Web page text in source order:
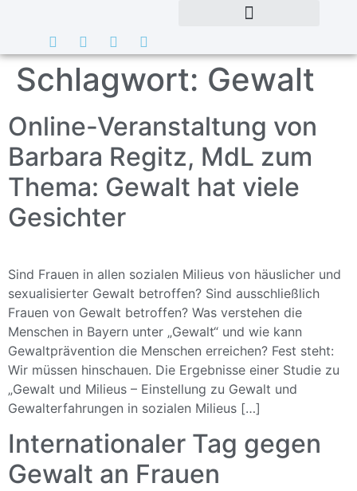
Schlagwort: Gewalt
Online-Veranstaltung von
Barbara Regitz, MdL zum
Thema: Gewalt hat viele
Gesichter
Sind Frauen in allen sozialen Milieus von häuslicher und
sexualisierter Gewalt betroffen? Sind ausschließlich
Frauen von Gewalt betroffen? Was verstehen die
Menschen in Bayern unter „Gewalt“ und wie kann
Gewaltprävention die Menschen erreichen? Fest steht:
Wir müssen hinschauen. Die Ergebnisse einer Studie zu
„Gewalt und Milieus – Einstellung zu Gewalt und
Gewalterfahrungen in sozialen Milieus […]
Internationaler Tag gegen
Gewalt an Frauen